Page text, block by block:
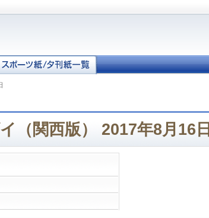
（関西版） 2017年8月16日